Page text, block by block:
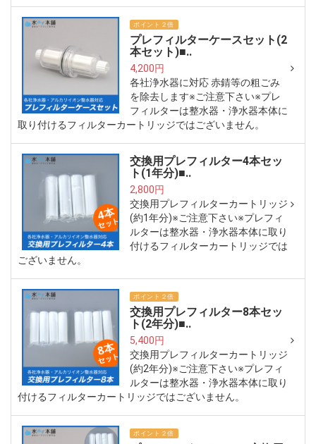
ポイント２倍
プレフィルターケースセット(2
本セット)■..
4,200円
各社浄水器に対応 赤錆等の粗ごみ
を除去します※ご注意下さい※プレ
フィルターは整水器・浄水器本体に
取り付けるフィルターカートリッジではございません。
交換用プレフィルター4本セッ
ト(1年分)■..
2,800円
交換用プレフィルターカートリッジ
(約1年分)※ご注意下さい※プレフィ
ルターは整水器・浄水器本体に取り
付けるフィルターカートリッジでは
ございません。
ポイント２倍
交換用プレフィルター8本セッ
ト(2年分)■..
5,400円
交換用プレフィルターカートリッジ
(約2年分)※ご注意下さい※プレフィ
ルターは整水器・浄水器本体に取り
付けるフィルターカートリッジではございません。
ポイント２倍